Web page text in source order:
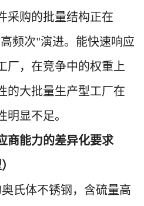
采购的批量结构正在
频次"演进。能快速响应
厂，在竞争中的权重上
的大批量生产型工厂在
显不足。
商能力的差异化要求
氏体不锈钢，含硫量高